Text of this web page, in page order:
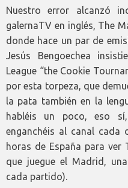
Nuestro error alcanzó
galernaTV en inglés, The
donde hace un par de
Jesús Bengoechea
League “the Cookie
por esta torpeza, que
la pata también en la
habléis un poco, eso
enganchéis al canal cada
horas de España para ver
que juegue el Madrid,
cada partido).